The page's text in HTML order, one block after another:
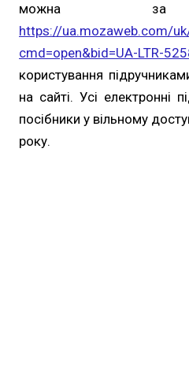
можна за
https://ua.mozaweb.com/
cmd=open&bid=UA-LTR-
користування
на сайті. Усі електронні
посібники у вільному
року.